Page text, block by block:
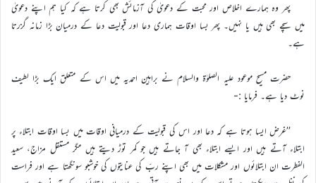
پھر وہ ہمارے اخلاص اور محبت کے دعویٰ کی آزمائش بھی کرتا ہے کہ کیا ہم اپنے دعویٰ
میں سچے بھی ہیں یا نہیں۔ پھر بسا اوقات ہماری دعا اور قبولیت دعا کے درمیان بڑا زمانہ گزرتا
ہے۔
حضرت مسیح موعود علیہ الصلوٰۃ والسلام نے براہین احمدیہ میں اس کے متعلق ایک بڑا لطیف
نوٹ دیا ہے۔ فرمایا :-
’’غرض ایسا ہوتا ہے کہ دعا اور اس کی قبولیت کے درمیانی اوقات میں بسا اوقات ابتلاء پر
ابتلاء آتے ہیں اور ایسے ابتلاء بھی آ جاتے ہیں جو کمر توڑ دیتے ہیں مگر مستقل مزاج، سعید
الفطرت ان ابتلائوں اور مشکلات میں بھی اپنے ربّ کی عنایتوں کی خوشبو سونگھتا ہے اور فراست